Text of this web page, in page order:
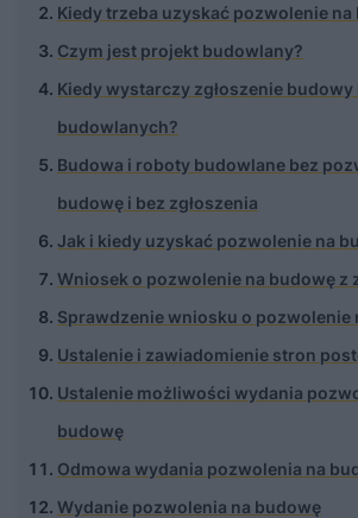
Kiedy trzeba uzyskać pozwolenie na
Czym jest projekt budowlany?
Kiedy wystarczy zgłoszenie
budowlanych?
Budowa i roboty budowlane bez
budowę i bez zgłoszenia
Jak i kiedy uzyskać pozwolenie na
Wniosek o pozwolenie na budowę z
Sprawdzenie wniosku o pozwolenie
Ustalenie i zawiadomienie stron
Ustalenie możliwości wydania
budowę
Odmowa wydania pozwolenia na
Wydanie pozwolenia na budowę